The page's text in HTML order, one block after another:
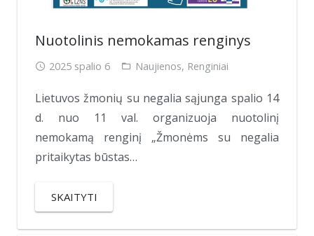
Nuotolinis nemokamas renginys
2025 spalio 6 Naujienos, Renginiai
Lietuvos žmonių su negalia sąjunga spalio 14
d. nuo 11 val. organizuoja nuotolinį
nemokamą renginį „Žmonėms su negalia
pritaikytas būstas…
SKAITYTI